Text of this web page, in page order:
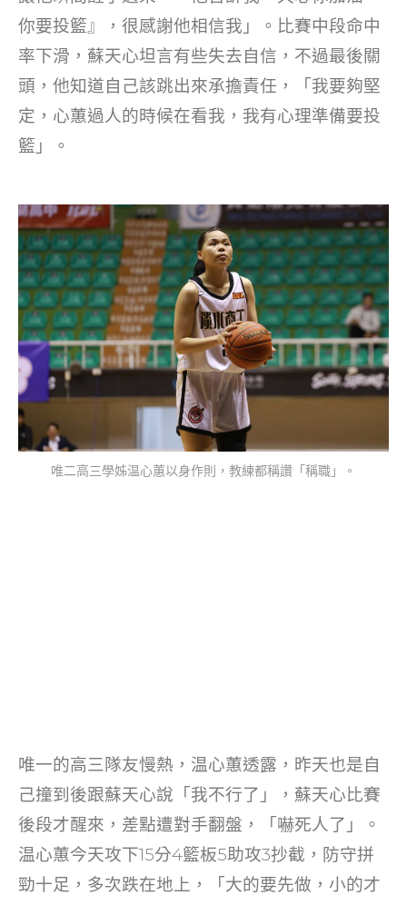
你要投籃』，很感謝他相信我」。比賽中段命中
率下滑，蘇天心坦言有些失去自信，不過最後關
頭，他知道自己該跳出來承擔責任，「我要夠堅
定，心蕙過人的時候在看我，我有心理準備要投
籃」。
唯二高三學姊温心蕙以身作則，教練都稱讚「稱職」。
唯一的高三隊友慢熱，温心蕙透露，昨天也是自
己撞到後跟蘇天心說「我不行了」，蘇天心比賽
後段才醒來，差點遭對手翻盤，「嚇死人了」。
温心蕙今天攻下15分4籃板5助攻3抄截，防守拼
勁十足，多次跌在地上，「大的要先做，小的才